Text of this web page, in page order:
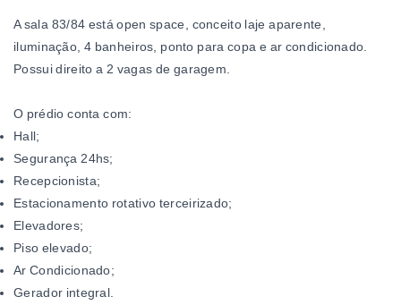
A sala 83/84 está open space, conceito laje aparente,
iluminação, 4 banheiros, ponto para copa e ar condicionado.
Possui direito a 2 vagas de garagem.
O prédio conta com:
Hall;
Segurança 24hs;
Recepcionista;
Estacionamento rotativo terceirizado;
Elevadores;
Piso elevado;
Ar Condicionado;
Gerador integral.